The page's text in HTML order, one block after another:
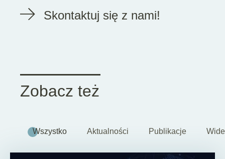
Skontaktuj się z nami!
Zobacz też
Wszystko Aktualności Publikacje